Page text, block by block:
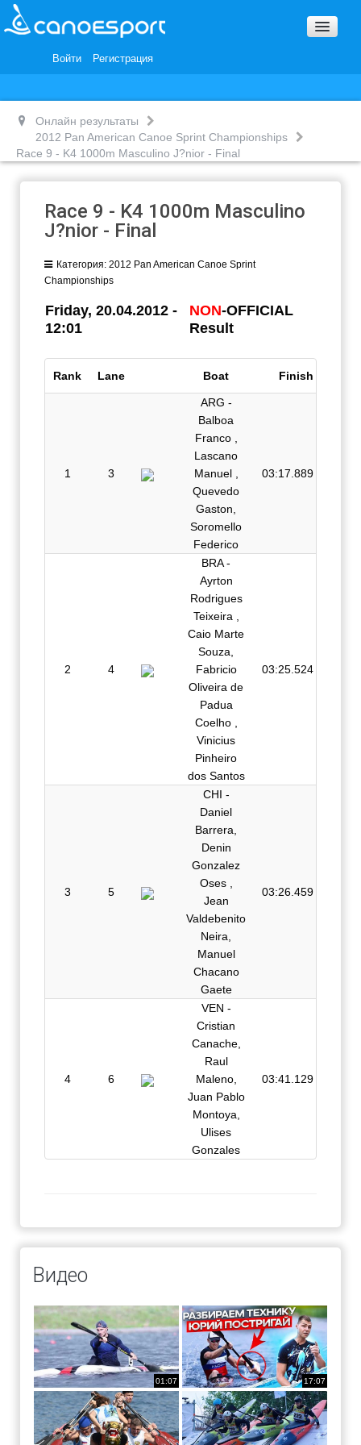
Войти Регистрация
Награды и Благодарности
Онлайн результаты
2012 Pan American Canoe Sprint Championships
Race 9 - K4 1000m Masculino J?nior - Final
Race 9 - K4 1000m Masculino
J?nior - Final
Категория: 2012 Pan American Canoe Sprint
Championships
Friday, 20.04.2012 -
12:01
NON-OFFICIAL
Result
Rank Lane Boat Finish
1 3
ARG -
Balboa
Franco ,
Lascano
Manuel ,
Quevedo
Gaston,
Soromello
Federico
03:17.889
2 4
BRA -
Ayrton
Rodrigues
Teixeira ,
Caio Marte
Souza,
Fabricio
Oliveira de
Padua
Coelho ,
Vinicius
Pinheiro
dos Santos
03:25.524
3 5
CHI -
Daniel
Barrera,
Denin
Gonzalez
Oses ,
Jean
Valdebenito
Neira,
Manuel
Chacano
Gaete
03:26.459
4 6
VEN -
Cristian
Canache,
Raul
Maleno,
Juan Pablo
Montoya,
Ulises
Gonzales
03:41.129
Видео
01:07 17:07